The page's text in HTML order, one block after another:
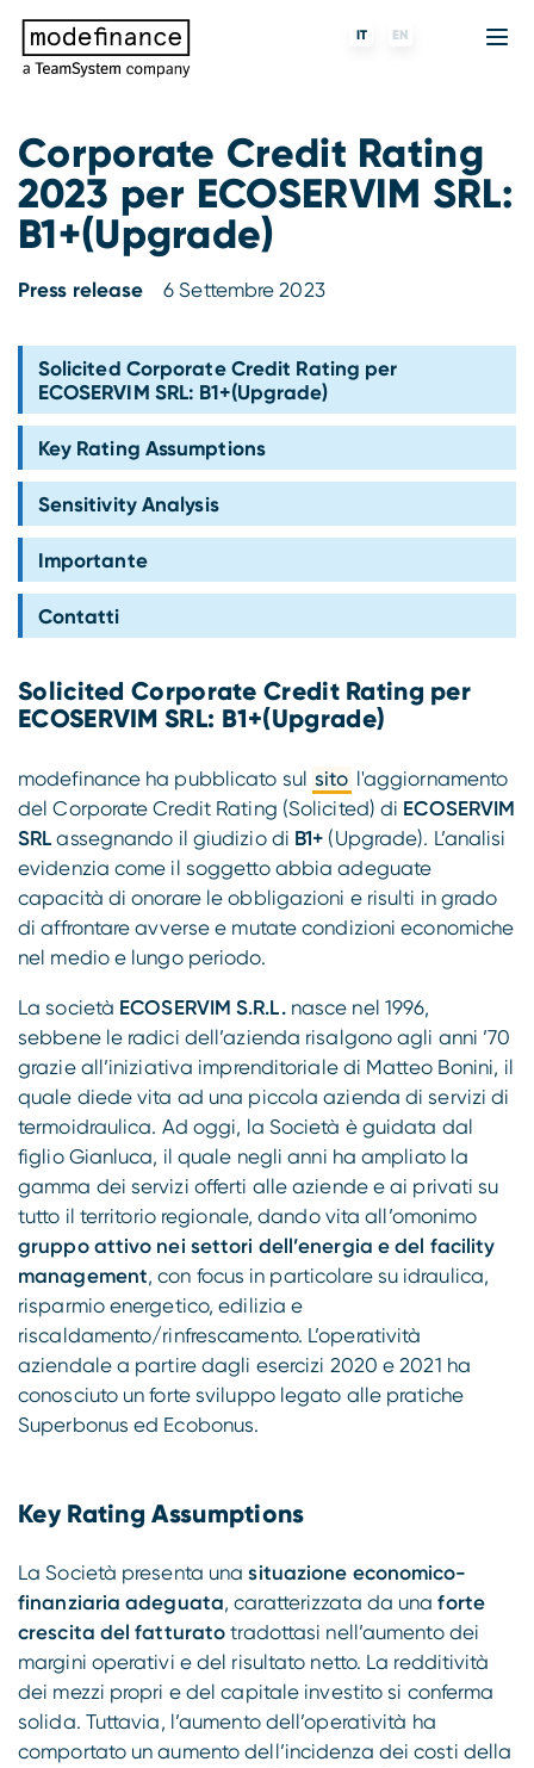
IT EN
Corporate Credit Rating
2023 per ECOSERVIM SRL:
B1+(Upgrade)
Press release 6 Settembre 2023
Solicited Corporate Credit Rating per
ECOSERVIM SRL: B1+(Upgrade)
Key Rating Assumptions
Sensitivity Analysis
Importante
Contatti
Solicited Corporate Credit Rating per
ECOSERVIM SRL: B1+(Upgrade)
modefinance ha pubblicato sul sito l'aggiornamento
del Corporate Credit Rating (Solicited) di ECOSERVIM
SRL assegnando il giudizio di B1+ (Upgrade). L’analisi
evidenzia come il soggetto abbia adeguate
capacità di onorare le obbligazioni e risulti in grado
di affrontare avverse e mutate condizioni economiche
nel medio e lungo periodo.
La società ECOSERVIM S.R.L. nasce nel 1996,
sebbene le radici dell’azienda risalgono agli anni ’70
grazie all’iniziativa imprenditoriale di Matteo Bonini, il
quale diede vita ad una piccola azienda di servizi di
termoidraulica. Ad oggi, la Società è guidata dal
figlio Gianluca, il quale negli anni ha ampliato la
gamma dei servizi offerti alle aziende e ai privati su
tutto il territorio regionale, dando vita all’omonimo
gruppo attivo nei settori dell’energia e del facility
management, con focus in particolare su idraulica,
risparmio energetico, edilizia e
riscaldamento/rinfrescamento. L’operatività
aziendale a partire dagli esercizi 2020 e 2021 ha
conosciuto un forte sviluppo legato alle pratiche
Superbonus ed Ecobonus.
Key Rating Assumptions
La Società presenta unasituazione economico-
finanziaria adeguata, caratterizzata da unaforte
crescita del fatturato tradottasi nell’aumento dei
margini operativi e del risultato netto. La redditività
dei mezzi propri e del capitale investito si conferma
solida. Tuttavia, l’aumento dell’operatività ha
comportato un aumento dell’incidenza dei costi della
Agenzia di Rating
Rating ESG
Tigran
s-peek
MORE
ForST
Data Science
API & Plug-N-Play
Fintech
Banche e finanziarie
SGR e fondi
Imprese
Chi siamo
Partner e clienti
Blog
Press center
Contatti
Lavora con noi
Compliance